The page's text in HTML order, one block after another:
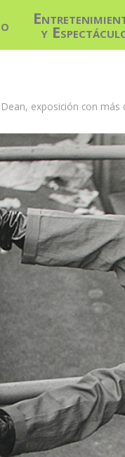
y
Dean, exposición con